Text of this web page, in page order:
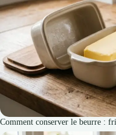
Comment conserver le beurre :